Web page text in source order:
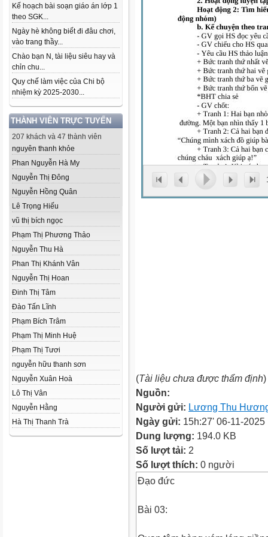
Kế hoạch bài soạn giáo án lớp 1
theo SGK...
Ngày hè không biết đi đâu chơi,
vào trang thầy...
Chào bạn N, tài liệu siêu hay và
chỉn chu...
Quy chế làm việc của Chi bộ
nhiệm kỳ 2025-2030...
THÀNH VIÊN TRỰC TUYẾN
207 khách và 47 thành viên
nguyên thanh khỏe
Phan Nguyễn Hà My
Nguyễn Thị Đông
Nguyễn Hồng Quân
Lê Trọng Hiếu
vũ thị bích ngọc
Phạm Thị Phương Thảo
Nguyễn Thu Hà
Phan Thị Khánh Vân
Nguyễn Thị Hoan
Đinh Thị Tâm
Đào Tấn Lĩnh
Phạm Bích Trâm
Phạm Thị Minh Huệ
Phạm Thị Tươi
nguyễn hữu thanh sơn
Nguyễn Xuân Hoà
Lô Thị Vân
Nguyễn Hằng
Hà Thị Thanh Trà
(Tài liệu chưa được thẩm định)
Nguồn:
Người gửi: Lương Thu
Ngày gửi: 15h:27' 06-11-2025
Dung lượng: 194.0 KB
Số lượt tải: 2
Số lượt thích: 0 người
Đạo đức
Bài 03: